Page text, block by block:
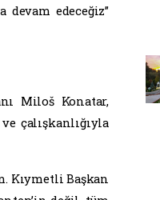
Meclisi